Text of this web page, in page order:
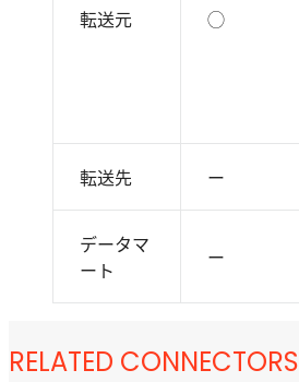
転送元 ◯
転送先 ー
データマ
ート
ー
RELATED CONNECTORS